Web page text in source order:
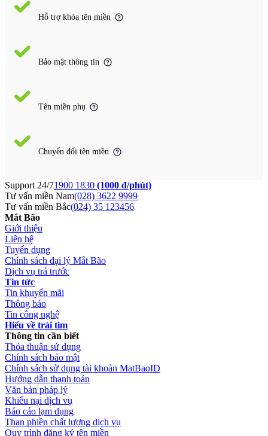
Hỗ trợ khóa tên miền
Bảo mật thông tin
Tên miền phụ
Chuyển đổi tên miền
Support 24/71900 1830 (1000 đ/phút)
Tư vấn miền Nam(028) 3622 9999
Tư vấn miền Bắc(024) 35 123456
Mắt Bão
Giới thiệu
Liên hệ
Tuyển dụng
Chính sách đại lý Mắt Bão
Dịch vụ trả trước
Tin tức
Tin khuyến mãi
Thông báo
Tin công nghệ
Hiểu về trái tim
Thông tin cần biết
Thỏa thuận sử dụng
Chính sách bảo mật
Chính sách sử dụng tài khoản MatBaoID
Hướng dẫn thanh toán
Văn bản pháp lý
Khiếu nại dịch vụ
Báo cáo lạm dụng
Than phiền chất lượng dịch vụ
Quy trình đăng ký tên miền